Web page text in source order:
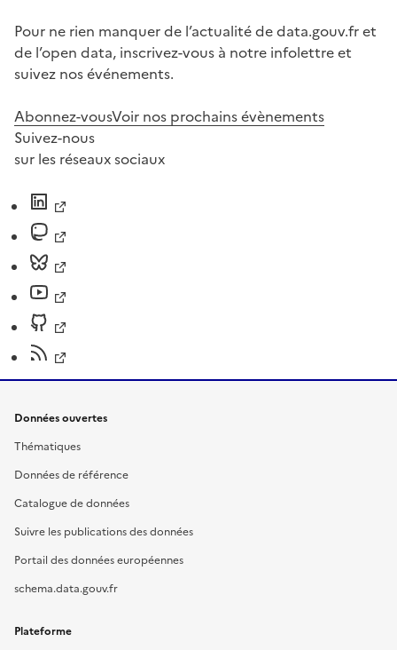
Pour ne rien manquer de l’actualité de data.gouv.fr et
de l’open data, inscrivez-vous à notre infolettre et
suivez nos événements.
Abonnez-vousVoir nos prochains évènements
Suivez-nous
sur les réseaux sociaux
Données ouvertes
Thématiques
Données de référence
Catalogue de données
Suivre les publications des données
Portail des données européennes
schema.data.gouv.fr
Plateforme